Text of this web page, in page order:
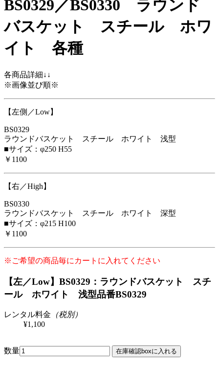
BS0329／BS0330 ラウンド
バスケット スチール ホワ
イト 各種
各商品詳細↓↓
※画像並び順※
【左側／Low】
BS0329
ラウンドバスケット スチール ホワイト 浅型
■サイズ：φ250 H55
￥1100
【右／High】
BS0330
ラウンドバスケット スチール ホワイト 深型
■サイズ：φ215 H100
￥1100
※ご希望の商品毎にカートに入れてください
【左／Low】BS0329：ラウンドバスケット スチ
ール ホワイト 浅型品番BS0329
レンタル料金 （税別）
¥1,100
数量